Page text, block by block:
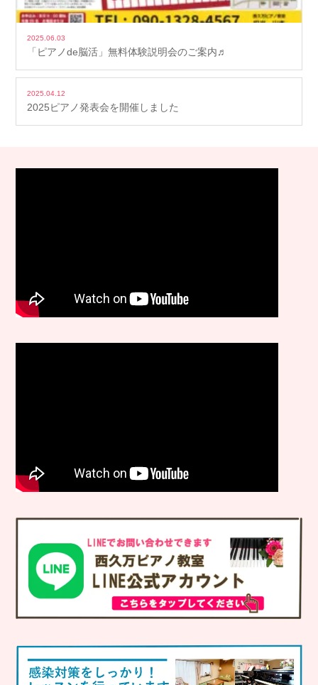
2025.06.03
「ピアノde脳活」無料体験説明会のご案内♬
2025.04.12
2025ピアノ発表会を開催しました